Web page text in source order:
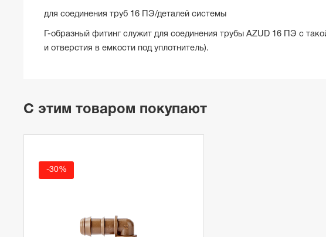
для соединения труб 16 ПЭ/деталей системы
Г-образный фитинг служит для соединения трубы AZUD 16 ПЭ с
и отверстия в емкости под уплотнитель).
С этим товаром покупают
-30%